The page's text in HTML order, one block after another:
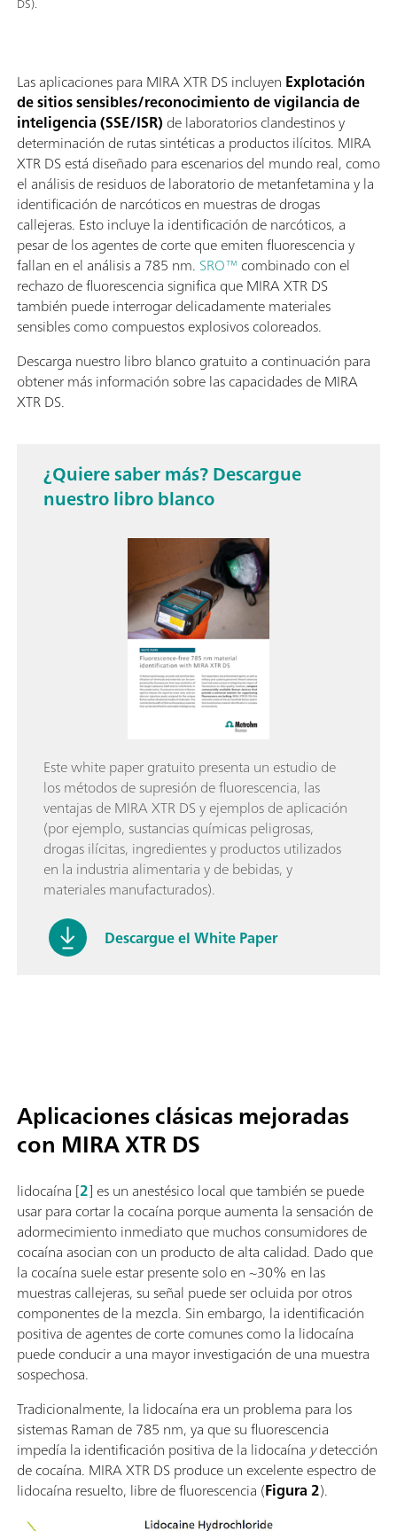
DS).
Las aplicaciones para MIRA XTR DS incluyen Explotación
de sitios sensibles/reconocimiento de vigilancia de
inteligencia (SSE/ISR) de laboratorios clandestinos y
determinación de rutas sintéticas a productos ilícitos. MIRA
XTR DS está diseñado para escenarios del mundo real, como
el análisis de residuos de laboratorio de metanfetamina y la
identificación de narcóticos en muestras de drogas
callejeras. Esto incluye la identificación de narcóticos, a
pesar de los agentes de corte que emiten fluorescencia y
fallan en el análisis a 785 nm. SRO™ combinado con el
rechazo de fluorescencia significa que MIRA XTR DS
también puede interrogar delicadamente materiales
sensibles como compuestos explosivos coloreados.
Descarga nuestro libro blanco gratuito a continuación para
obtener más información sobre las capacidades de MIRA
XTR DS.
¿Quiere saber más? Descargue
nuestro libro blanco
Este white paper gratuito presenta un estudio de
los métodos de supresión de fluorescencia, las
ventajas de MIRA XTR DS y ejemplos de aplicación
(por ejemplo, sustancias químicas peligrosas,
drogas ilícitas, ingredientes y productos utilizados
en la industria alimentaria y de bebidas, y
materiales manufacturados).
Descargue el White Paper
Aplicaciones clásicas mejoradas
con MIRA XTR DS
lidocaína [2] es un anestésico local que también se puede
usar para cortar la cocaína porque aumenta la sensación de
adormecimiento inmediato que muchos consumidores de
cocaína asocian con un producto de alta calidad. Dado que
la cocaína suele estar presente solo en ~30% en las
muestras callejeras, su señal puede ser ocluida por otros
componentes de la mezcla. Sin embargo, la identificación
positiva de agentes de corte comunes como la lidocaína
puede conducir a una mayor investigación de una muestra
sospechosa.
Tradicionalmente, la lidocaína era un problema para los
sistemas Raman de 785 nm, ya que su fluorescencia
impedía la identificación positiva de la lidocaína ydetección
de cocaína. MIRA XTR DS produce un excelente espectro de
lidocaína resuelto, libre de fluorescencia (Figura 2).